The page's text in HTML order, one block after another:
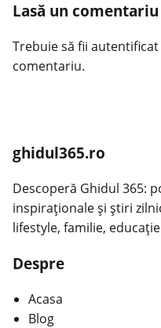
Lasă un comentariu
Trebuie să fii autentificat
comentariu.
ghidul365.ro
Descoperă Ghidul 365:
inspiraționale și știri
lifestyle, familie,
Despre
Acasa
Blog